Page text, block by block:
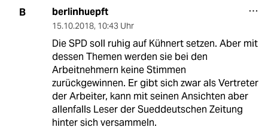
B berlinhuepft
15.10.2018, 10:43 Uhr
Die SPD soll ruhig auf Kühnert setzen. Aber mit
dessen Themen werden sie bei den
Arbeitnehmern keine Stimmen
zurückgewinnen. Er gibt sich zwar als Vertreter
der Arbeiter, kann mit seinen Ansichten aber
allenfalls Leser der Sueddeutschen Zeitung
hinter sich versammeln.